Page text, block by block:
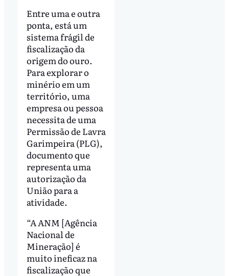
Entre uma e outra
ponta, está um
sistema frágil de
fiscalização da
origem do ouro.
Para explorar o
minério em um
território, uma
empresa ou pessoa
necessita de uma
Permissão de Lavra
Garimpeira (PLG),
documento que
representa uma
autorização da
União para a
atividade.
“A ANM [Agência
Nacional de
Mineração] é
muito ineficaz na
fiscalização que